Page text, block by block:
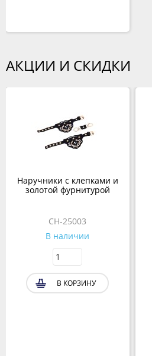
АКЦИИ И СКИДКИ
Наручники с клепками и
золотой фурнитурой
CH-25003
В наличии
В КОРЗИНУ